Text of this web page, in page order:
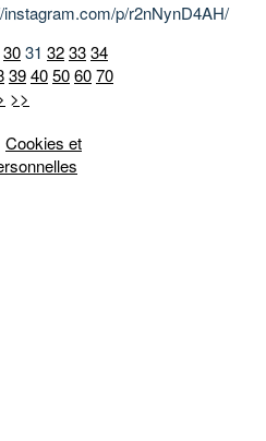
instagram.com/p/r2nNynD4AH/
3031 323334
3940506070
>>
Cookies et